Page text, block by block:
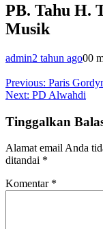
PB. Tahu H.
Musik
admin2 tahun ago00
Navigasi
pos
Previous: Paris
Next: PD Alwahdi
Tinggalkan
Alamat email Anda
ditandai *
Komentar *